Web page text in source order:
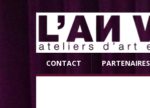
CONTACT PARTENAIRES